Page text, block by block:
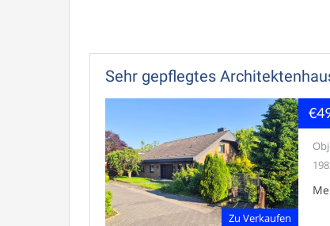
Sehr gepflegtes
Zu Verkaufen